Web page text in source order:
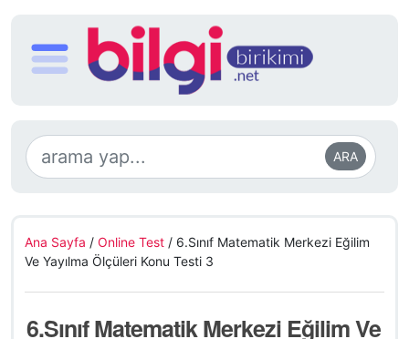
ARA
Ana Sayfa / Online Test / 6.Sınıf Matematik Merkezi Eğilim
Ve Yayılma Ölçüleri Konu Testi 3
6.Sınıf Matematik Merkezi Eğilim Ve